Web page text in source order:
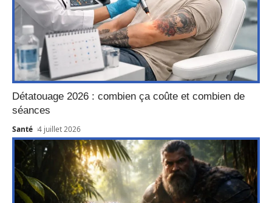
Détatouage 2026 : combien ça coûte et combien de
séances
Santé 4 juillet 2026